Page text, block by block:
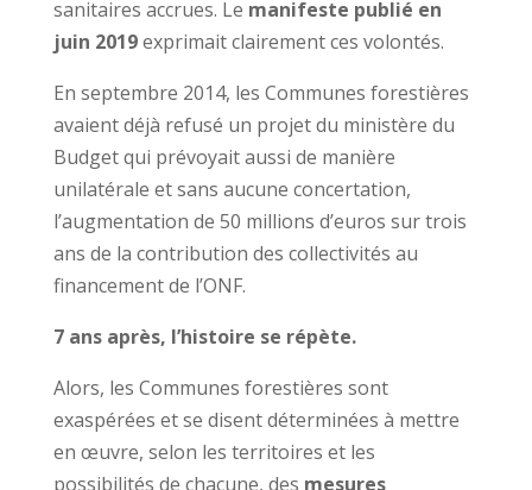
sanitaires accrues. Le manifeste publié en
juin 2019exprimait clairement ces volontés.
En septembre 2014, les Communes forestières
avaient déjà refusé un projet du ministère du
Budget qui prévoyait aussi de manière
unilatérale et sans aucune concertation,
l’augmentation de 50 millions d’euros sur trois
ans de la contribution des collectivités au
financement de l’ONF.
7 ans après, l’histoire se répète.
Alors, les Communes forestières sont
exaspérées et se disent déterminées à mettre
en œuvre, selon les territoires et les
possibilités de chacune, des mesures